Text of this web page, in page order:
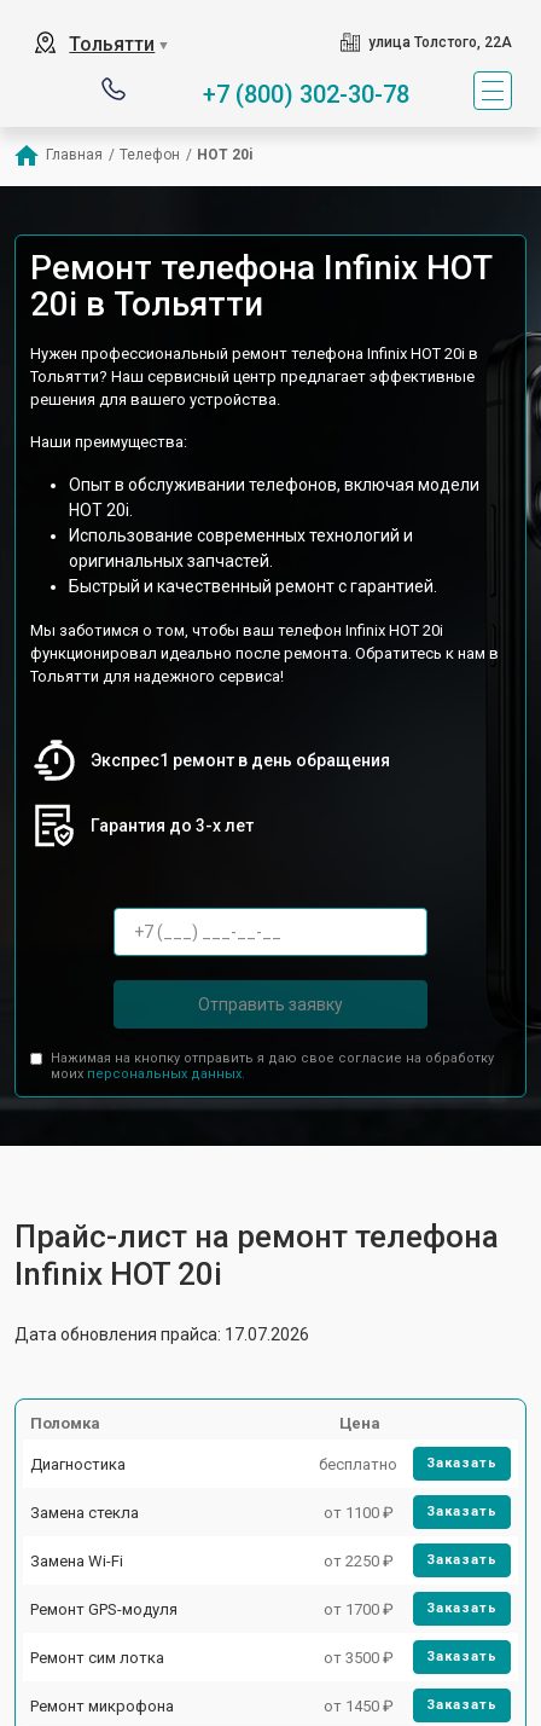
Тольятти ▼ улица Толстого, 22А
+7 (800) 302-30-78
Главная / Телефон / HOT 20i
Ремонт телефона Infinix HOT
20i в Тольятти
Нужен профессиональный ремонт телефона Infinix HOT 20i в
Тольятти? Наш сервисный центр предлагает эффективные
решения для вашего устройства.
Наши преимущества:
Опыт в обслуживании телефонов, включая модели
HOT 20i.
Использование современных технологий и
оригинальных запчастей.
Быстрый и качественный ремонт с гарантией.
Мы заботимся о том, чтобы ваш телефон Infinix HOT 20i
функционировал идеально после ремонта. Обратитесь к нам в
Тольятти для надежного сервиса!
Экспрес1 ремонт в день обращения
Гарантия до 3-х лет
Отправить заявку
Нажимая на кнопку отправить я даю свое согласие на обработку
моих персональных данных.
Прайс-лист на ремонт телефона
Infinix HOT 20i
Дата обновления прайса: 17.07.2026
Поломка Цена
Диагностика бесплатно Заказать
Замена стекла от 1100 ₽ Заказать
Замена Wi-Fi от 2250 ₽ Заказать
Ремонт GPS-модуля от 1700 ₽ Заказать
Ремонт сим лотка от 3500 ₽ Заказать
Ремонт микрофона от 1450 ₽ Заказать